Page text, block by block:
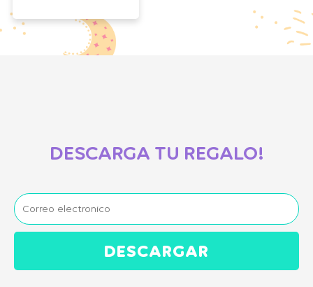
DESCARGA TU REGALO!
DESCARGAR